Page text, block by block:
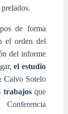
de forma
el orden del
del informe
el estudio
Calvo Sotelo
trabajos que